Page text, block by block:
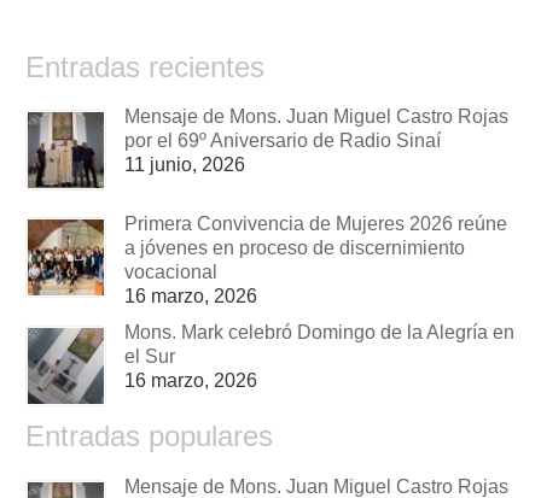
Entradas recientes
Mensaje de Mons. Juan Miguel Castro Rojas
por el 69º Aniversario de Radio Sinaí
11 junio, 2026
Primera Convivencia de Mujeres 2026 reúne
a jóvenes en proceso de discernimiento
vocacional
16 marzo, 2026
Mons. Mark celebró Domingo de la Alegría en
el Sur
16 marzo, 2026
Entradas populares
Mensaje de Mons. Juan Miguel Castro Rojas